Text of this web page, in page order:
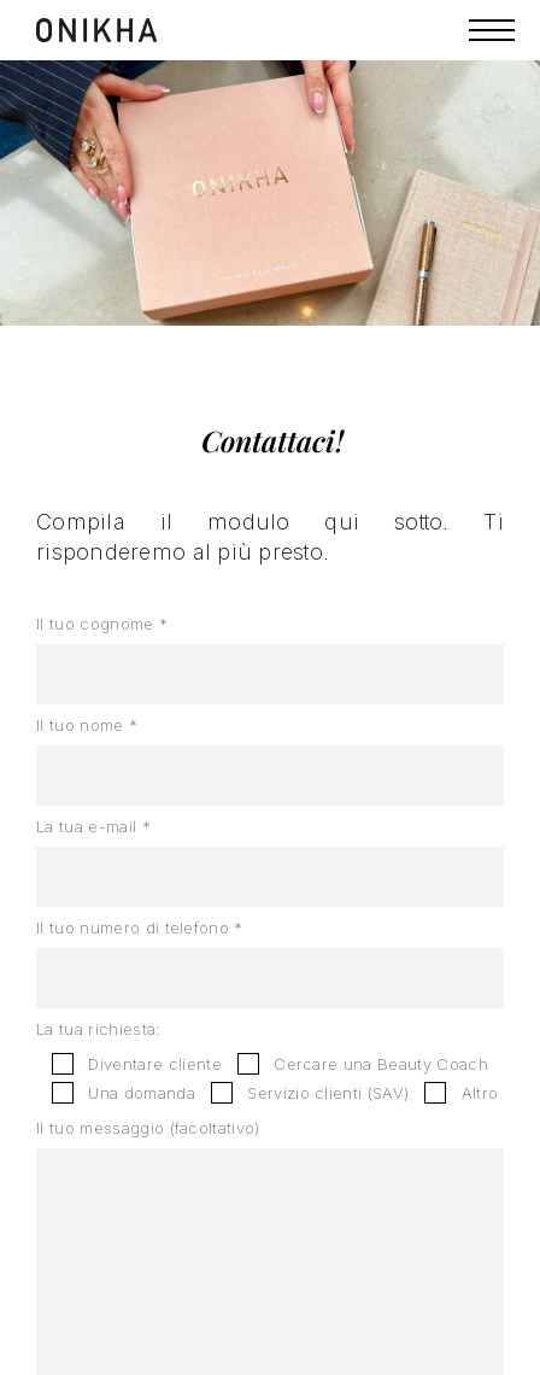
Contattaci!
Compila il modulo qui sotto. Ti
risponderemo al più presto.
Il tuo cognome *
Il tuo nome *
La tua e-mail *
Il tuo numero di telefono *
La tua richiesta:
Diventare cliente
Cercare una Beauty Coach
Una domanda
Servizio clienti (SAV)
Altro
Il tuo messaggio (facoltativo)